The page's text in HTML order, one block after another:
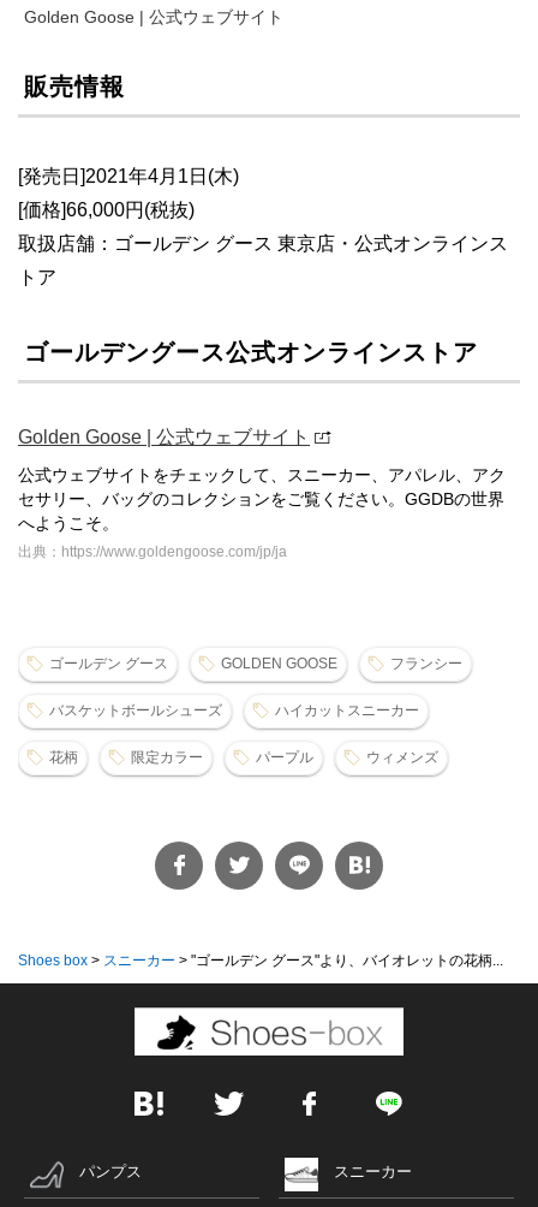
Golden Goose | 公式ウェブサイト
販売情報
[発売日]2021年4月1日(木)
[価格]66,000円(税抜)
取扱店舗：ゴールデン グース 東京店・公式オンラインス
トア
ゴールデングース公式オンラインストア
Golden Goose | 公式ウェブサイト
公式ウェブサイトをチェックして、スニーカー、アパレル、アク
セサリー、バッグのコレクションをご覧ください。GGDBの世界
へようこそ。
出典：https://www.goldengoose.com/jp/ja
ゴールデン グース GOLDEN GOOSE フランシー
バスケットボールシューズ ハイカットスニーカー
花柄 限定カラー パープル ウィメンズ
Shoes box > スニーカー > "ゴールデン グース"より、バイオレットの花柄...
パンプス スニーカー